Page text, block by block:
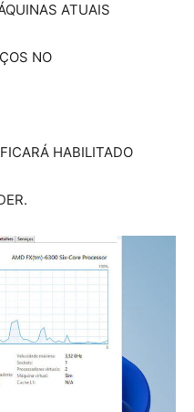
ATUAIS
NO
HABILITADO